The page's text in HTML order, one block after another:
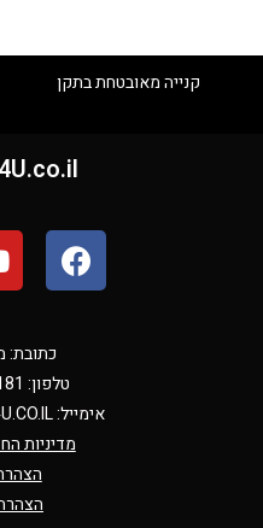
קנייה מאובטחת בתקן
כתובת:
טלפון: 050-248-2181
אימייל:
מדיניות